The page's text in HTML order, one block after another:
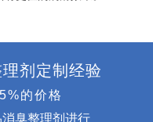
剂定制经验
的价格
臭整理剂进行